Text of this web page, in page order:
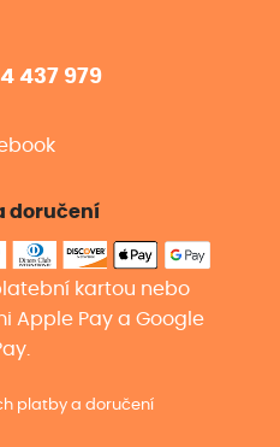
437 979
doručení
kartou nebo
Apple Pay a Google
platby a doručení